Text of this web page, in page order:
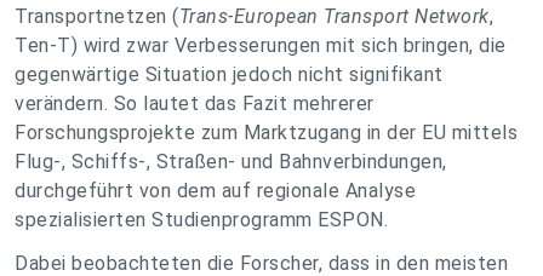
Transportnetzen (Trans-European Transport Network,
Ten-T) wird zwar Verbesserungen mit sich bringen, die
gegenwärtige Situation jedoch nicht signifikant
verändern. So lautet das Fazit mehrerer
Forschungsprojekte zum Marktzugang in der EU mittels
Flug-, Schiffs-, Straßen- und Bahnverbindungen,
durchgeführt von dem auf regionale Analyse
spezialisierten Studienprogramm ESPON.
Dabei beobachteten die Forscher, dass in den meisten